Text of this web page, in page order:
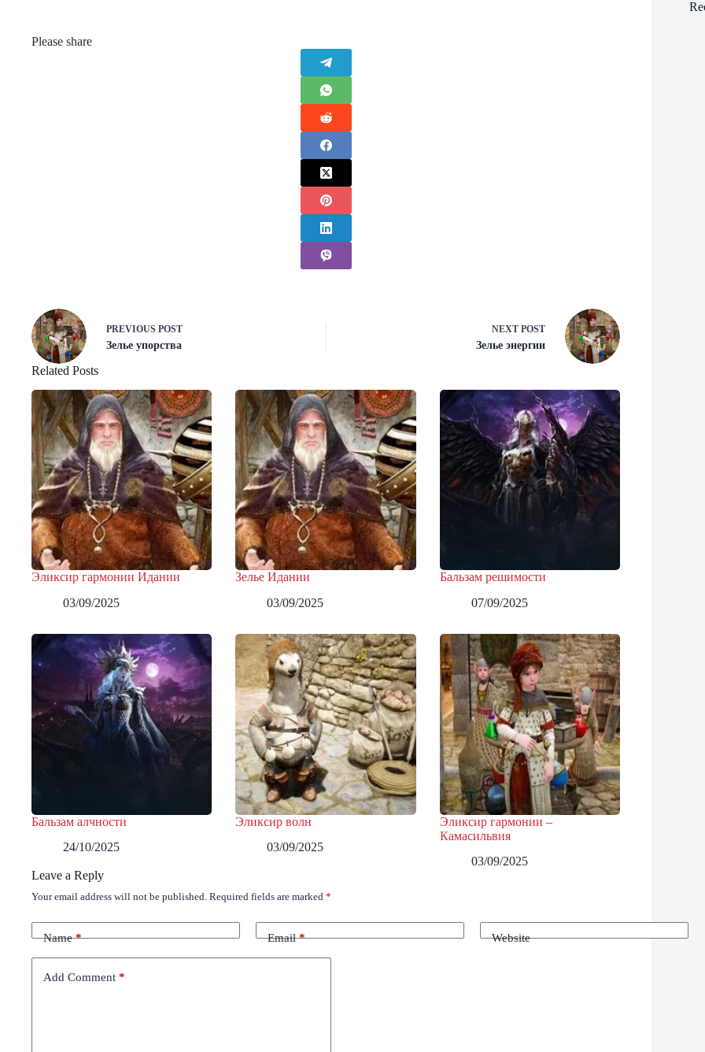
Please share
PREVIOUS POST
Зелье упорства
NEXT POST
Зелье энергии
Related Posts
Эликсир гармонии Идании
03/09/2025
Зелье Идании
03/09/2025
Бальзам решимости
07/09/2025
Бальзам алчности
24/10/2025
Эликсир волн
03/09/2025
Эликсир гармонии –
Камасильвия
03/09/2025
Leave a Reply
Your email address will not be published. Required fields are marked *
Name* Email* Website
Add Comment *